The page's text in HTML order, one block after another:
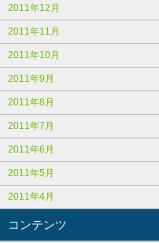
2011年12月
2011年11月
2011年10月
2011年9月
2011年8月
2011年7月
2011年6月
2011年5月
2011年4月
コンテンツ